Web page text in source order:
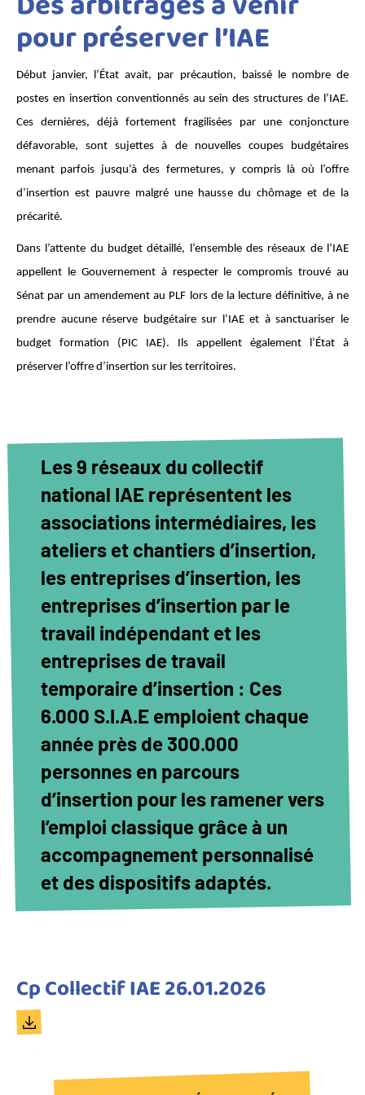
pour préserver l’IAE
Début janvier, l’État avait, par précaution, baissé le nombre de
postes en insertion conventionnés au sein des structures de l’IAE.
Ces dernières, déjà fortement fragilisées par une conjoncture
défavorable, sont sujettes à de nouvelles coupes budgétaires
menant parfois jusqu’à des fermetures, y compris là où l’offre
d’insertion est pauvre malgré une hausse du chômage et de la
précarité.
Dans l’attente du budget détaillé, l’ensemble des réseaux de l’IAE
appellent le Gouvernement à respecter le compromis trouvé au
Sénat par un amendement au PLF lors de la lecture définitive, à ne
prendre aucune réserve budgétaire sur l’IAE et à sanctuariser le
budget formation (PIC IAE). Ils appellent également l’État à
préserver l’offre d’insertion sur les territoires.
Les 9 réseaux du collectif
national IAE représentent les
associations intermédiaires, les
ateliers et chantiers d’insertion,
les entreprises d’insertion, les
entreprises d’insertion par le
travail indépendant et les
entreprises de travail
temporaire d’insertion : Ces
6.000 S.I.A.E emploient chaque
année près de 300.000
personnes en parcours
d’insertion pour les ramener vers
l’emploi classique grâce à un
accompagnement personnalisé
et des dispositifs adaptés.
Titre
du
document
Cp Collectif IAE 26.01.2026
Document